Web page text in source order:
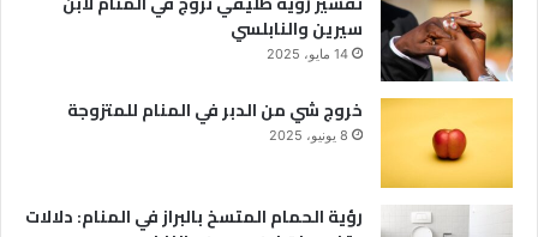
سيرين والنابلسي
14 مايو، 2025
خروج شي من الدبر في المنام للمتزوجة
8 يونيو، 2025
رؤية الحمام المتسخ بالبراز في المنام: دلالات